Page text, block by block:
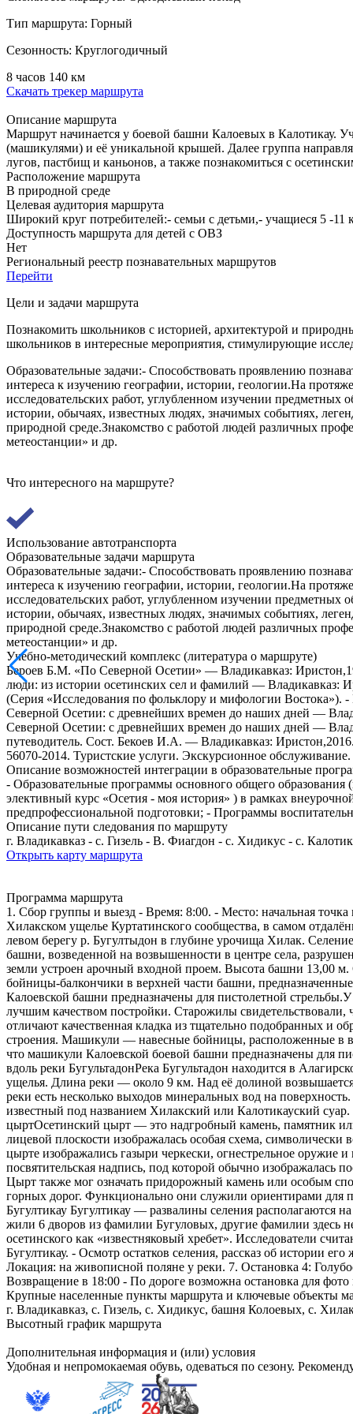
Тип маршрута: Горный
Сезонность: Круглогодичный
8 часов 140 км
Скачать трекер маршрута
Описание маршрута
Маршрут начинается у боевой башни Калоевых в Калотикау.
(машикулями) и её уникальной крышей. Далее группа
лугов, пастбищ и каньонов, а также познакомиться с
Расположение маршрута
В природной среде
Целевая аудитория маршрута
Широкий круг потребителей:- семьи с детьми,- учащиеся 5 -11
Доступность маршрута для детей с ОВЗ
Нет
Региональный реестр познавательных маршрутов
Перейти
Цели и задачи маршрута
Познакомить школьников с историей, архитектурой и
школьников в интересные мероприятия, стимулирующие
Образовательные задачи:- Способствовать проявлению
интереса к изучению географии, истории, геологии.На
исследовательских работ, углубленном изучении предметных
истории, обычаях, известных людях, значимых событиях,
природной среде.Знакомство с работой людей различных
метеостанции» и др.
Что интересного на маршруте?
Использование автотранспорта
Образовательные задачи маршрута
Образовательные задачи:- Способствовать проявлению
интереса к изучению географии, истории, геологии.На
исследовательских работ, углубленном изучении предметных
истории, обычаях, известных людях, значимых событиях,
природной среде.Знакомство с работой людей различных
метеостанции» и др.
Учебно-методический комплекс (литература о маршруте)
Бероев Б.М. «По Северной Осетии» — Владикавказ:
люди: из истории осетинских сел и фамилий — Владикавказ:
(Серия «Исследования по фольклору и мифологии
Северной Осетии: с древнейших времен до наших дней —
Северной Осетии: с древнейших времен до наших дней —
путеводитель. Сост. Бекоев И.А. — Владикавказ:
56070-2014. Туристские услуги. Экскурсионное
Описание возможностей интеграции в образовательные
- Образовательные программы основного общего
элективный курс «Осетия - моя история» ) в рамках
предпрофессиональной подготовки; - Программы
Описание пути следования по маршруту
г. Владикавказ - с. Гизель - В. Фиагдон - с. Хидикус - с.
Открыть карту маршрута
Программа маршрута
1. Сбор группы и выезд - Время: 8:00. - Место: начальная
Хилакском ущелье Куртатинского сообщества, в самом
левом берегу р. Бугултыдон в глубине урочища Хилак.
башни, возведенной на возвышенности в центре села,
земли устроен арочный входной проем. Высота башни 13,00
бойницы-балкончики в верхней части башни,
Калоевской башни предназначены для пистолетной
лучшим качеством постройки. Старожилы
отличают качественная кладка из тщательно подобранных и
строения. Машикули — навесные бойницы, расположенные в
что машикули Калоевской боевой башни предназначены для
вдоль реки БугультадонРека Бугультадон находится в
ущелья. Длина реки — около 9 км. Над её долиной
реки есть несколько выходов минеральных вод на
известный под названием Хилакский или Калотикауский
цыртОсетинский цырт — это надгробный камень, памятник
лицевой плоскости изображалась особая схема,
цырте изображались газыри черкески, огнестрельное
посвятительская надпись, под которой обычно
Цырт также мог означать придорожный камень или особым
горных дорог. Функционально они служили ориентирами для
Бугултикау Бугултикау — развалины селения располагаются
жили 6 дворов из фамилии Бугуловых, другие фамилии здесь
осетинского как «известняковый хребет». Исследователи
Бугултикау. - Осмотр остатков селения, рассказ об истории
Локация: на живописной поляне у реки. 7. Остановка 4:
Возвращение в 18:00 - По дороге возможна остановка для фото
Крупные населенные пункты маршрута и ключевые объекты
г. Владикавказ, с. Гизель, с. Хидикус, башня Колоевых, с.
Высотный график маршрута
Дополнительная информация и (или) условия
Удобная и непромокаемая обувь, одеваться по сезону.